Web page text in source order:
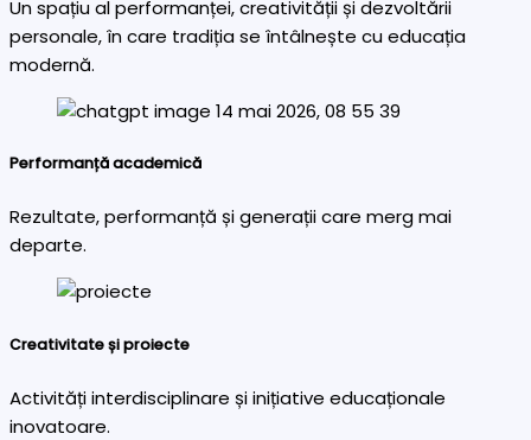
Un spațiu al performanței, creativității și dezvoltării
personale, în care tradiția se întâlnește cu educația
modernă.
Performanță academică
Rezultate, performanță și generații care merg mai
departe.
Creativitate și proiecte
Activități interdisciplinare și inițiative educaționale
inovatoare.